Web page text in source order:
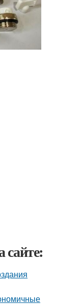
сайте: